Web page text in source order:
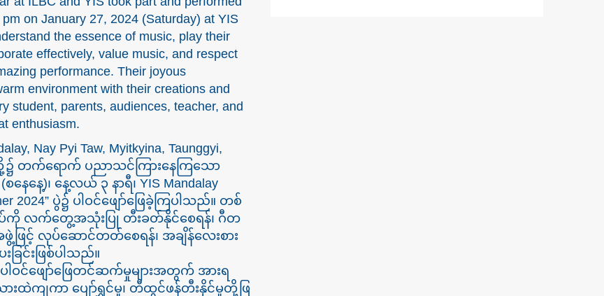
on January 27, 2024 (Saturday) at YIS
the essence of music, play their
effectively, value music, and respect
performance. Their joyous
environment with their creations and
student, parents, audiences, teacher, and
enthusiasm.
Nay Pyi Taw, Myitkyina, Taunggyi,
းတို့၌ တက်ရောက် ပညာသင်ကြားနေကြသော
ေနေ့)၊ နေ့လယ် ၃ နာရီ၊ YIS Mandalay
2024” ပွဲ၌ ပါဝင်ဖျော်ဖြေခဲ့ကြပါသည်။ တစ်
လက်တွေ့အသုံးပြု တီးခတ်နိုင်စေရန်၊ ဂီတ
ဖြင့် လုပ်ဆောင်တတ်စေရန်၊ အချိန်လေးစား
င်းဖြစ်ပါသည်။
ဝင်ဖျော်ဖြေတင်ဆက်မှုများအတွက် အားရ
းထဲကျကာ ပျော်ရွှင်မှု၊ တီထွင်ဖန်တီးနိုင်မှုတို့ဖြ